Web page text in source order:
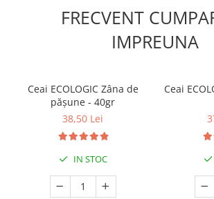
FRECVENT
IMPREUNA
Ceai ECOLOGIC Zâna de
pășune - 40gr
38,50 Lei
IN STOC
Ceai